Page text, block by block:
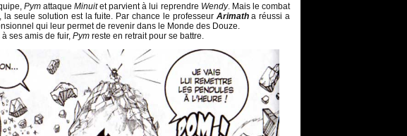
Pymattaque Minuitet parvient à lui reprendre Wendy. Mais le combat
la seule solution est la fuite. Par chance le professeur Arimatha réussi a
qui leur permet de revenir dans le Monde des Douze.
ses amis de fuir, Pym reste en retrait pour se battre.